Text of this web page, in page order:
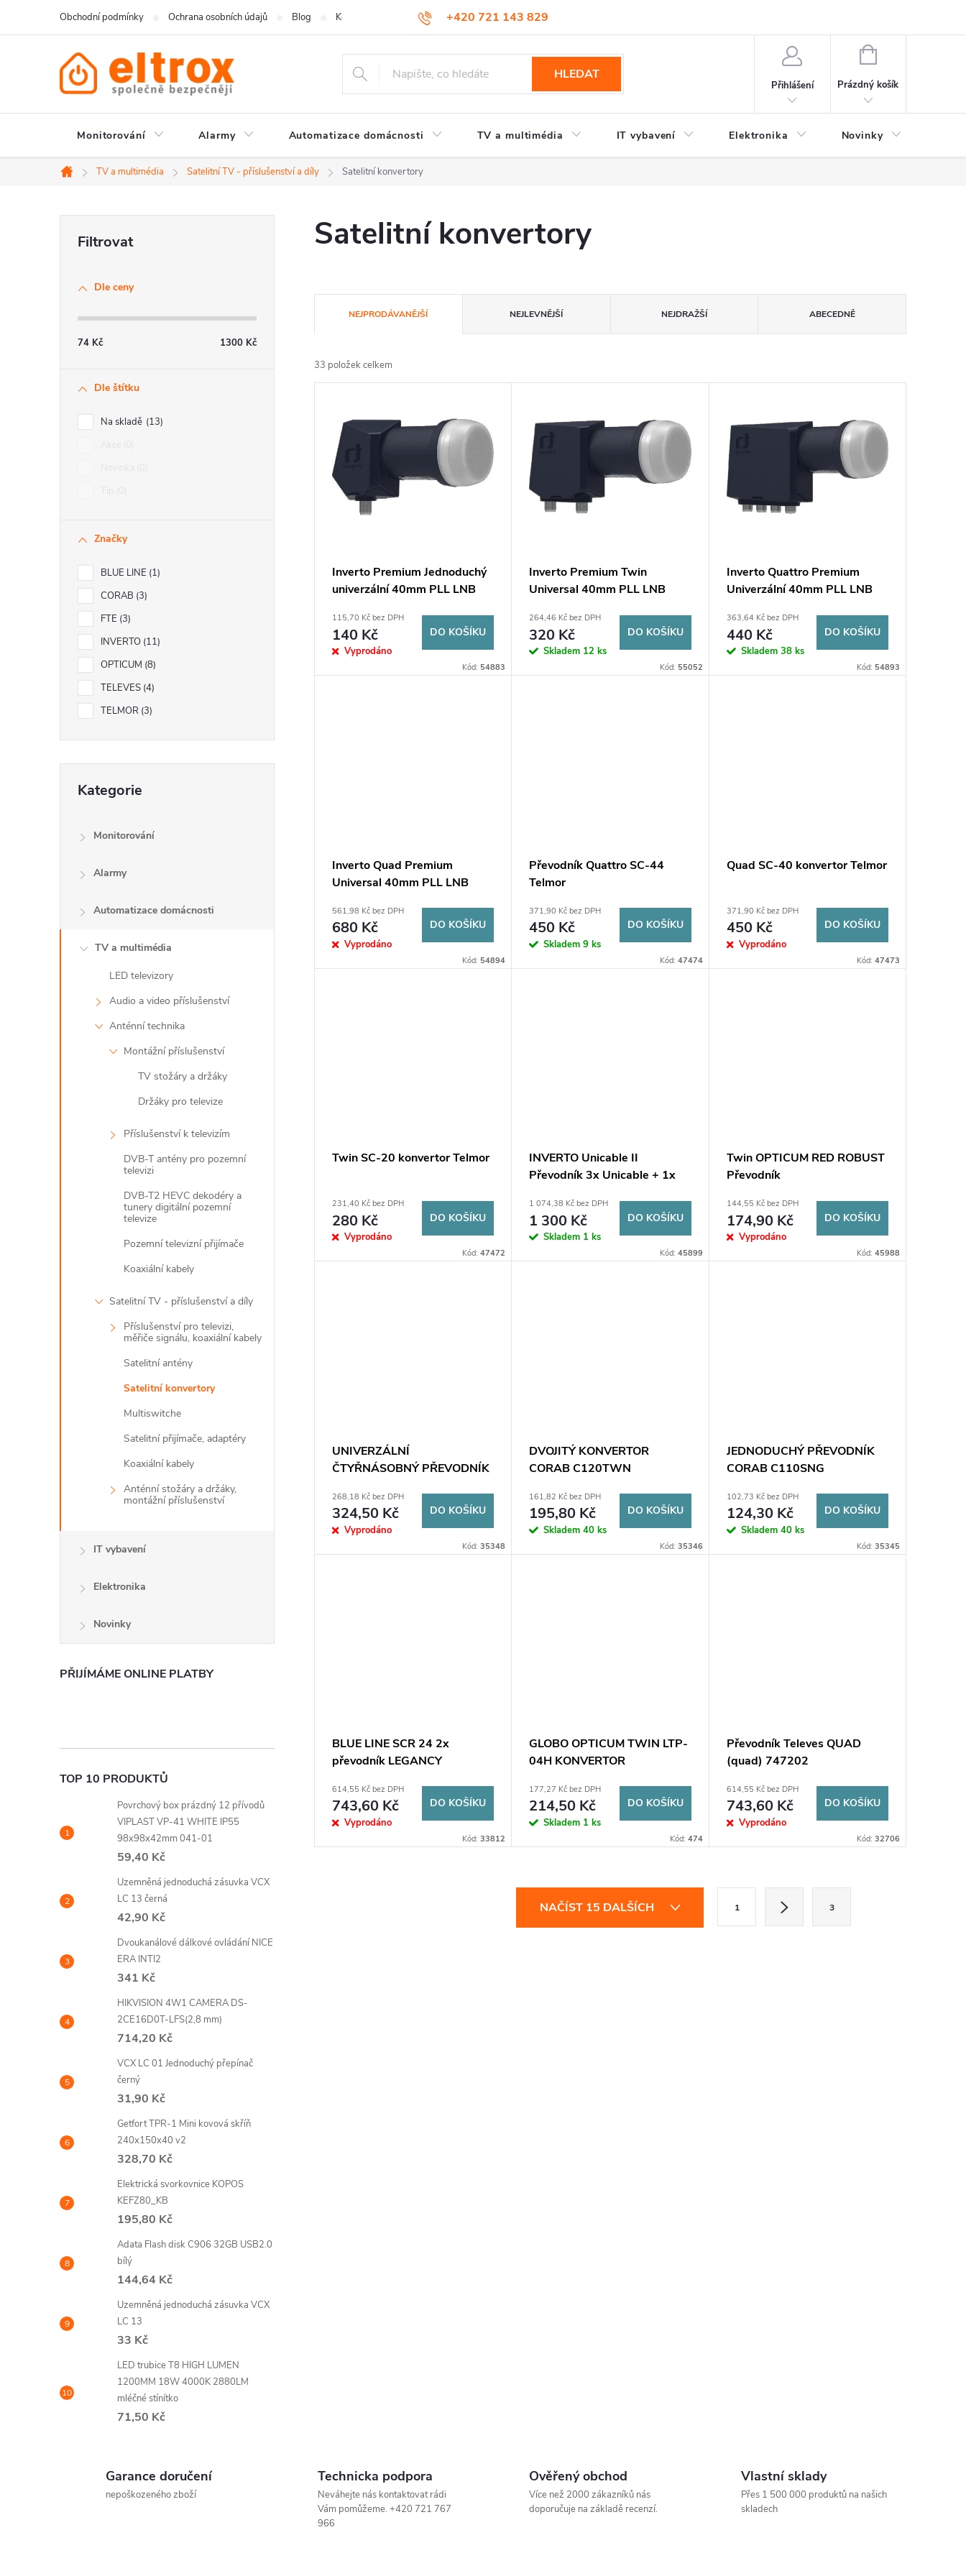
+420 721 143 829
Obchodní podmínky Ochrana osobních údajů Blog Kontakty
HLEDAT
Přihlášení
NÁKUPNÍ
Prázdný košík
Monitorování Alarmy Automatizace domácnosti TV a multimédia IT vybavení Elektronika Novinky
Domů
TV a multimédia Satelitní TV - příslušenství a díly Satelitní konvertory
Dle ceny
74 Kč 1300 Kč
Dle štítku
Na skladě 13
Značky
BLUE LINE 1
CORAB 3
FTE 3
INVERTO 11
OPTICUM 8
TELEVES 4
TELMOR 3
kategorie
Kategorie
Monitorování
Alarmy
Automatizace domácnosti
TV a multimédia
LED televizory
Audio a video příslušenství
Anténní technika
Montážní příslušenství
TV stožáry a držáky
Držáky pro televize
Příslušenství k televizím
DVB-T antény pro pozemní
televizi
DVB-T2 HEVC dekodéry a
tunery digitální pozemní
televize
Pozemní televizní přijímače
Koaxiální kabely
Satelitní TV - příslušenství a díly
Příslušenství pro televizi,
měřiče signálu, koaxiální kabely
Satelitní antény
Satelitní konvertory
Multiswitche
Satelitní přijímače, adaptéry
Koaxiální kabely
Anténní stožáry a držáky,
montážní příslušenství
IT vybavení
Elektronika
Novinky
PŘIJÍMÁME ONLINE PLATBY
TOP 10 PRODUKTŮ
Povrchový box prázdný 12 přívodů
VIPLAST VP-41 WHITE IP55
98x98x42mm 041-01
59,40 Kč
Uzemněná jednoduchá zásuvka VCX
LC 13 černá
42,90 Kč
Dvoukanálové dálkové ovládání NICE
ERA INTI2
341 Kč
HIKVISION 4W1 CAMERA DS-
2CE16D0T-LFS(2,8 mm)
714,20 Kč
VCX LC 01 Jednoduchý přepínač
černý
31,90 Kč
Getfort TPR-1 Mini kovová skříň
240x150x40 v2
328,70 Kč
Elektrická svorkovnice KOPOS
KEFZ80_KB
195,80 Kč
Adata Flash disk C906 32GB USB2.0
bílý
144,64 Kč
Uzemněná jednoduchá zásuvka VCX
LC 13
33 Kč
LED trubice T8 HIGH LUMEN
1200MM 18W 4000K 2880LM
mléčné stínítko
71,50 Kč
Satelitní konvertory
a
z
u
NEJPRODÁVANĚJŠÍ NEJLEVNĚJŠÍ NEJDRAŽŠÍ ABECEDNĚ
33 položek celkem
d
Inverto Premium Jednoduchý
univerzální 40mm PLL LNB
115,70 Kč bez DPH
140 Kč
Vyprodáno
DO KOŠÍKU
Kód: 54883
Inverto Premium Twin
Universal 40mm PLL LNB
264,46 Kč bez DPH
320 Kč
Skladem 12 ks
DO KOŠÍKU
Kód: 55052
Inverto Quattro Premium
Univerzální 40mm PLL LNB
363,64 Kč bez DPH
440 Kč
Skladem 38 ks
DO KOŠÍKU
Kód: 54893
Inverto Quad Premium
Universal 40mm PLL LNB
561,98 Kč bez DPH
680 Kč
Vyprodáno
DO KOŠÍKU
Kód: 54894
Převodník Quattro SC-44
Telmor
371,90 Kč bez DPH
450 Kč
Skladem9 ks
DO KOŠÍKU
Kód: 47474
Quad SC-40 konvertor Telmor
371,90 Kč bez DPH
450 Kč
Vyprodáno
DO KOŠÍKU
Kód: 47473
Twin SC-20 konvertor Telmor
231,40 Kč bez DPH
280 Kč
Vyprodáno
DO KOŠÍKU
Kód:47472
INVERTO Unicable II
Převodník 3x Unicable + 1x
1 074,38 Kč bez DPH
1 300 Kč
Skladem 1 ks
DO KOŠÍKU
Kód: 45899
Twin OPTICUM RED ROBUST
Převodník
144,55 Kč bez DPH
174,90 Kč
Vyprodáno
DO KOŠÍKU
Kód: 45988
UNIVERZÁLNÍ
ČTYŘNÁSOBNÝ PŘEVODNÍK
268,18 Kč bez DPH
324,50 Kč
Vyprodáno
DO KOŠÍKU
Kód:35348
DVOJITÝ KONVERTOR
CORAB C120TWN
161,82 Kč bez DPH
195,80 Kč
Skladem40 ks
DO KOŠÍKU
Kód: 35346
JEDNODUCHÝ PŘEVODNÍK
CORAB C110SNG
102,73 Kč bez DPH
124,30 Kč
Skladem 40 ks
DO KOŠÍKU
Kód: 35345
BLUE LINE SCR 24 2x
převodník LEGANCY
614,55 Kč bez DPH
743,60 Kč
Vyprodáno
DO KOŠÍKU
Kód:33812
GLOBO OPTICUM TWIN LTP-
04H KONVERTOR
177,27 Kč bez DPH
214,50 Kč
Skladem 1 ks
DO KOŠÍKU
Kód: 474
Převodník Televes QUAD
(quad) 747202
614,55 Kč bez DPH
743,60 Kč
Vyprodáno
DO KOŠÍKU
Kód: 32706
NAČÍST 15 DALŠÍCH 1 3
Garance doručení
nepoškozeného zboží
Technicka podpora
Neváhejte nás kontaktovat rádi
Vám pomůžeme. +420 721 767
966
Ověřený obchod
Více než 2000 zákazníků nás
doporučuje na základě recenzí.
Vlastní sklady
Přes 1 500 000 produktů na našich
skladech